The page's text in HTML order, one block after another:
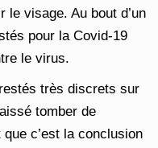
le visage. Au bout d’un
pour la Covid-19
le virus.
très discrets sur
tomber de
c’est la conclusion